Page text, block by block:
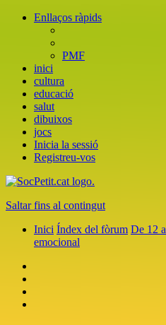
Enllaços ràpids
PMF
inici
cultura
educació
salut
dibuixos
jocs
Inicia la sessió
Registreu-vos
Saltar fins al contingut
Inici Índex del fòrum De 12
emocional